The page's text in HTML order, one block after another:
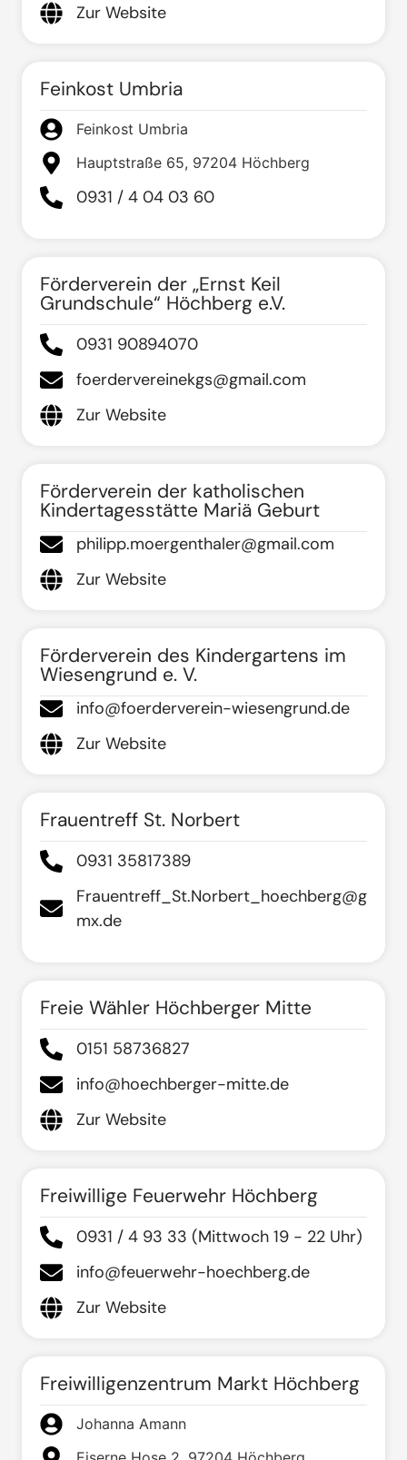
Zur Website
Feinkost Umbria
Feinkost Umbria
Hauptstraße 65, 97204 Höchberg
0931 / 4 04 03 60
Förderverein der „Ernst Keil
Grundschule“ Höchberg e.V.
0931 90894070
foerdervereinekgs@gmail.com
Zur Website
Förderverein der katholischen
Kindertagesstätte Mariä Geburt
philipp.moergenthaler@gmail.com
Zur Website
Förderverein des Kindergartens im
Wiesengrund e. V.
info@foerderverein-wiesengrund.de
Zur Website
Frauentreff St. Norbert
0931 35817389
Frauentreff_St.Norbert_hoechberg@g
mx.de
Freie Wähler Höchberger Mitte
0151 58736827
info@hoechberger-mitte.de
Zur Website
Freiwillige Feuerwehr Höchberg
0931 / 4 93 33 (Mittwoch 19 - 22 Uhr)
info@feuerwehr-hoechberg.de
Zur Website
Freiwilligenzentrum Markt Höchberg
Johanna Amann